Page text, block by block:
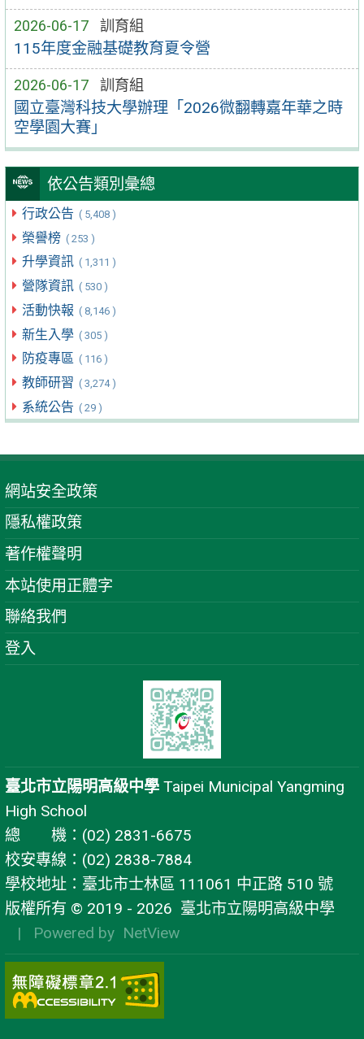
2026-06-17 訓育組
115年度金融基礎教育夏令營
2026-06-17 訓育組
國立臺灣科技大學辦理「2026微翻轉嘉年華之時
空學園大賽」
依公告類別彙總
行政公告 ( 5,408 )
榮譽榜 ( 253 )
升學資訊 ( 1,311 )
營隊資訊 ( 530 )
活動快報 ( 8,146 )
新生入學 ( 305 )
防疫專區 ( 116 )
教師研習 ( 3,274 )
系統公告 ( 29 )
網站安全政策
隱私權政策
著作權聲明
本站使用正體字
聯絡我們
登入
臺北市立陽明高級中學 Taipei Municipal Yangming
High School
總 機：(02) 2831-6675
校安專線：(02) 2838-7884
學校地址：臺北市士林區 111061 中正路 510 號
版權所有 © 2019 - 2026 臺北市立陽明高級中學
| Powered by NetView